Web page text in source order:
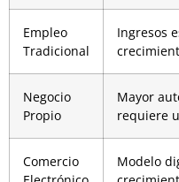
Empleo
Tradicional
Ingresos
Negocio
Propio
Mayor
requiere
Comercio
Modelo